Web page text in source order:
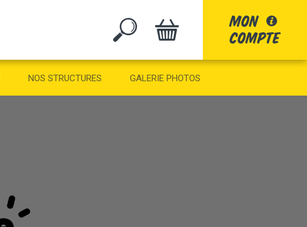
mon
compte
NOS STRUCTURES GALERIE PHOTOS